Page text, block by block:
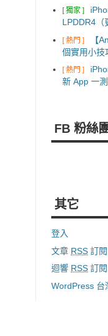
[ 獨家 ]
LPDDR4（
[ 熱門 ]
【
個實用小技
[ 熱門 ]
新 App 一
FB 粉絲團
其它
登入
文章 RSS 訂閱
迴響 RSS 訂閱
WordPress 台